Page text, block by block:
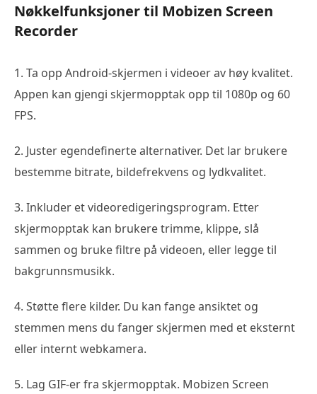
Nøkkelfunksjoner til Mobizen Screen
Recorder
1. Ta opp Android-skjermen i videoer av høy kvalitet.
Appen kan gjengi skjermopptak opp til 1080p og 60
FPS.
2. Juster egendefinerte alternativer. Det lar brukere
bestemme bitrate, bildefrekvens og lydkvalitet.
3. Inkluder et videoredigeringsprogram. Etter
skjermopptak kan brukere trimme, klippe, slå
sammen og bruke filtre på videoen, eller legge til
bakgrunnsmusikk.
4. Støtte flere kilder. Du kan fange ansiktet og
stemmen mens du fanger skjermen med et eksternt
eller internt webkamera.
5. Lag GIF-er fra skjermopptak. Mobizen Screen